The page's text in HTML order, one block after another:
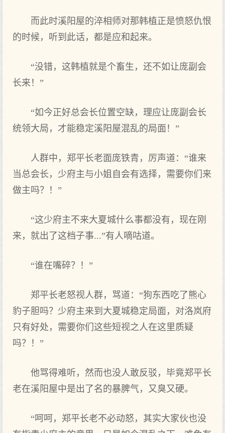
而此时溪阳屋的淬相师对那韩植正是愤怒仇恨
的时候，听到此话，都是应和起来。
“没错，这韩植就是个畜生，还不如让庞副会
长来！”
“如今正好总会长位置空缺，理应让庞副会长
统领大局，才能稳定溪阳屋混乱的局面！”
人群中，郑平长老面庞铁青，厉声道：“谁来
当总会长，少府主与小姐自会有选择，需要你们来
做主吗？！”
“这少府主不来大夏城什么事都没有，现在刚
来，就出了这档子事...”有人嘀咕道。
“谁在嘴碎？！”
郑平长老怒视人群，骂道：“狗东西吃了熊心
豹子胆吗？少府主来到大夏城稳定局面，对洛岚府
只有好处，需要你们这些短视之人在这里质疑
吗？！”
他骂得难听，然而也没人敢反驳，毕竟郑平长
老在溪阳屋中是出了名的暴脾气，又臭又硬。
“呵呵，郑平长老不必动怒，其实大家伙也没